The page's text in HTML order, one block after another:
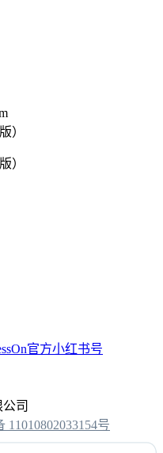
）
）
司
11010802033154号